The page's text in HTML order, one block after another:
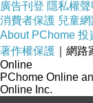
廣告刊登 隱私權聲
消費者保護 兒童
About PChome 投
著作權保護 ｜網
Online
PChome Online
Online Inc.